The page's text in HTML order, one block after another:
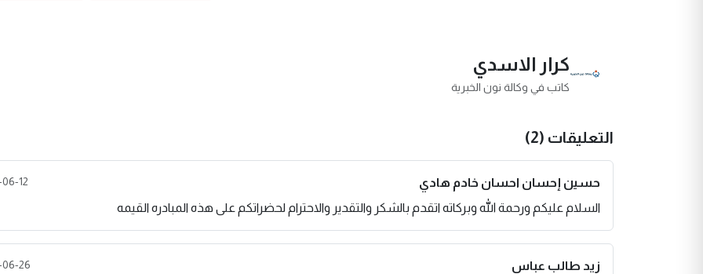
كرار الاسدي
كاتب في وكالة نون الخبرية
التعليقات (2)
حسين إحسان احسان خادم هادي 12
السلام عليكم ورحمة الله وبركاته اتقدم بالشكر والتقدير والاحترام لحضراتكم على هذه المبادره القيمه
زيد طالب عباس 26